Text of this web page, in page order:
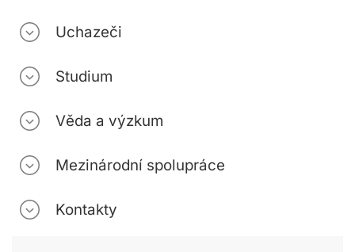
Uchazeči
Studium
Věda a výzkum
Mezinárodní spolupráce
Kontakty